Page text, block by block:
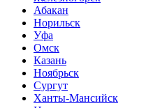
Абакан
Норильск
Уфа
Омск
Казань
Ноябрьск
Сургут
Ханты-Мансийск